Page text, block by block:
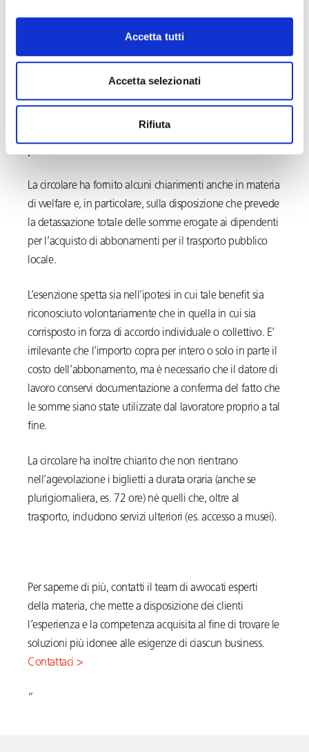
Accetta tutti
Accetta selezionati
Rifiuta
(conservando il beneficio fiscale) in modo differenziato tra
i vari dipendenti (ad esempio graduato in base alla RAL,
all’appartenenza a un determinato settore aziendale, o
alla performance individuale).
Detassazione degli abbonamenti per il trasporto
La circolare ha fornito alcuni chiarimenti anche in materia
di welfare e, in particolare, sulla disposizione che prevede
la detassazione totale delle somme erogate ai dipendenti
per l’acquisto di abbonamenti per il trasporto pubblico
locale.
L’esenzione spetta sia nell’ipotesi in cui tale benefit sia
riconosciuto volontariamente che in quella in cui sia
corrisposto in forza di accordo individuale o collettivo. E’
irrilevante che l’importo copra per intero o solo in parte il
costo dell’abbonamento, ma è necessario che il datore di
lavoro conservi documentazione a conferma del fatto che
le somme siano state utilizzate dal lavoratore proprio a tal
fine.
La circolare ha inoltre chiarito che non rientrano
nell’agevolazione i biglietti a durata oraria (anche se
plurigiornaliera, es. 72 ore) né quelli che, oltre al
trasporto, includono servizi ulteriori (es. accesso a musei).
Per saperne di più, contatti il team di avvocati esperti
della materia, che mette a disposizione dei clienti
l’esperienza e la competenza acquisita al fine di trovare le
soluzioni più idonee alle esigenze di ciascun business.
Contattaci >
“